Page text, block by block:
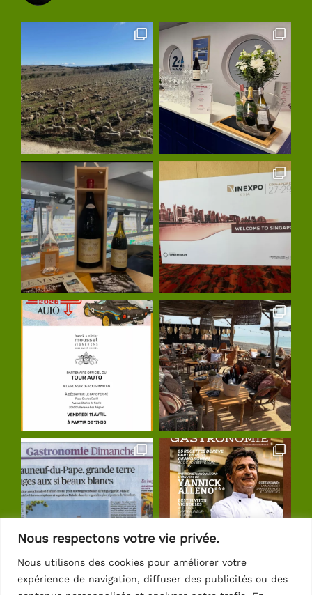
Nous respectons votre vie privée.
Nous utilisons des cookies pour améliorer votre
expérience de navigation, diffuser des publicités ou des